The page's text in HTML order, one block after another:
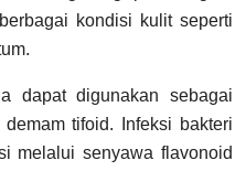
kondisi kulit seperti
dapat digunakan sebagai
tifoid. Infeksi bakteri
melalui senyawa flavonoid